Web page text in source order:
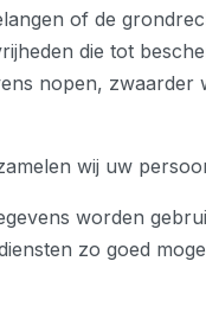
of de
die tot
nopen, zwaarder
wij uw
worden
zo goed